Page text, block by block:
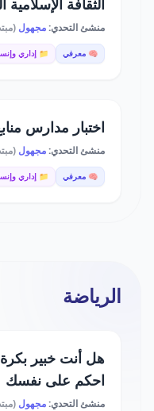
الثقافة الإسلامية
منشئ التحدي:مجهول
🧠 معرفي 📁 إداري
اختبار مدارس
منشئ التحدي:مجهول
🧠 معرفي 📁 إداري
الرياضة
هل أنت خبير
احكم على نفسك
منشئ التحدي:مجهول